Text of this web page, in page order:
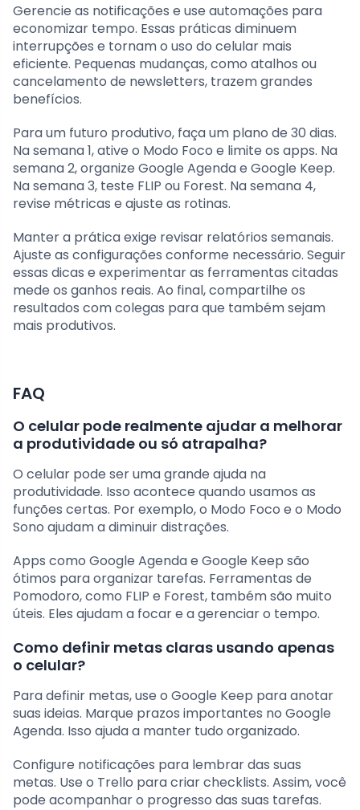
Gerencie as notificações e use automações para
economizar tempo. Essas práticas diminuem
interrupções e tornam o uso do celular mais
eficiente. Pequenas mudanças, como atalhos ou
cancelamento de newsletters, trazem grandes
benefícios.
Para um futuro produtivo, faça um plano de 30 dias.
Na semana 1, ative o Modo Foco e limite os apps. Na
semana 2, organize Google Agenda e Google Keep.
Na semana 3, teste FLIP ou Forest. Na semana 4,
revise métricas e ajuste as rotinas.
Manter a prática exige revisar relatórios semanais.
Ajuste as configurações conforme necessário. Seguir
essas dicas e experimentar as ferramentas citadas
mede os ganhos reais. Ao final, compartilhe os
resultados com colegas para que também sejam
mais produtivos.
FAQ
O celular pode realmente ajudar a melhorar
a produtividade ou só atrapalha?
O celular pode ser uma grande ajuda na
produtividade. Isso acontece quando usamos as
funções certas. Por exemplo, o Modo Foco e o Modo
Sono ajudam a diminuir distrações.
Apps como Google Agenda e Google Keep são
ótimos para organizar tarefas. Ferramentas de
Pomodoro, como FLIP e Forest, também são muito
úteis. Eles ajudam a focar e a gerenciar o tempo.
Como definir metas claras usando apenas
o celular?
Para definir metas, use o Google Keep para anotar
suas ideias. Marque prazos importantes no Google
Agenda. Isso ajuda a manter tudo organizado.
Configure notificações para lembrar das suas
metas. Use o Trello para criar checklists. Assim, você
pode acompanhar o progresso das suas tarefas.